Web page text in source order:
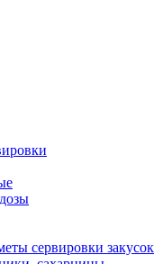
сервировки закусок